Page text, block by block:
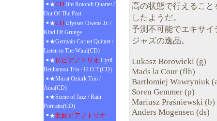
★CD Jim Rotondi Quartet /
Out Of The Past
★CD Ulysses Owens Jr. /
Kind Of Grunge
★Germain Cornet Quintet /
Listen to The Wind(CD)
★仏ピアノトリオ Cyril
Benhamou Trio / H.O.T.(CD)
★Murat Ozturk Trio /
Aina(CD)
★Scene of Jazz / Rain
Portraits(CD)
★北欧ピアノトリオ
高の状態で行えるこ
したようだ。
予測不可能でエキサ
ジャズの逸品。
Lukasz Borowicki (g)
Mads la Cour (flh)
Bartłomiej Wawryniuk
Soren Gemmer (p)
Mariusz Praśniewski (b)
Anders Mogensen (ds)